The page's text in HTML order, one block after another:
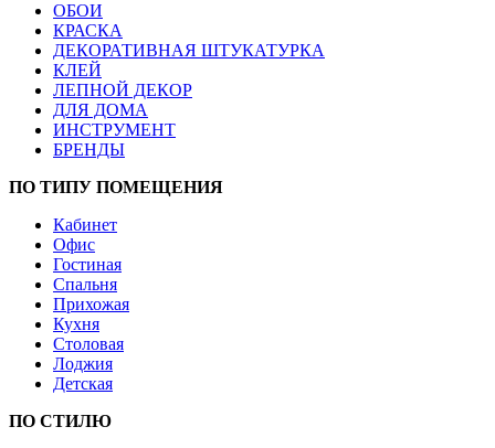
ОБОИ
КРАСКА
ДЕКОРАТИВНАЯ ШТУКАТУРКА
КЛЕЙ
ЛЕПНОЙ ДЕКОР
ДЛЯ ДОМА
ИНСТРУМЕНТ
БРЕНДЫ
ПО ТИПУ ПОМЕЩЕНИЯ
Кабинет
Офис
Гостиная
Спальня
Прихожая
Кухня
Столовая
Лоджия
Детская
ПО СТИЛЮ